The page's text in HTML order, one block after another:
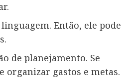
Então, ele pode
de planejamento. Se
organizar gastos e metas.